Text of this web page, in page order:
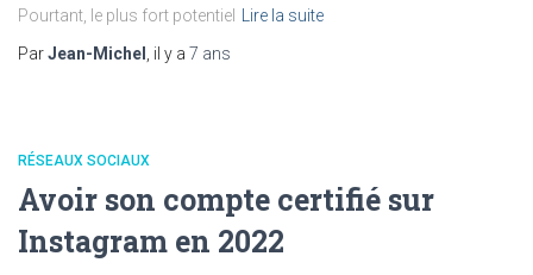
Pourtant, le plus fort potentiel
Lire la suite
ParJean-Michel , il y a 7 ans
RÉSEAUX SOCIAUX
Avoir son compte certifié sur
Instagram en 2022